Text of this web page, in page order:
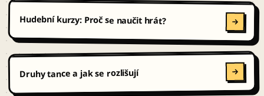
Hudební kurzy: Proč se naučit hrát?
Druhy tance a jak se rozlišují